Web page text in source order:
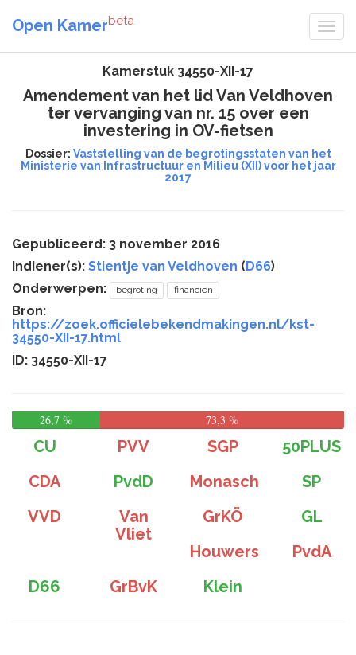
Open Kamerbeta
Kamerstuk 34550-XII-17
Amendement van het lid Van Veldhoven
ter vervanging van nr. 15 over een
investering in OV-fietsen
Dossier: Vaststelling van de begrotingsstaten van het
Ministerie van Infrastructuur en Milieu (XII) voor het jaar
2017
Gepubliceerd: 3 november 2016
Indiener(s): Stientje van Veldhoven (D66)
Onderwerpen:
begroting financiën
Bron:
https://zoek.officielebekendmakingen.nl/kst-
34550-XII-17.html
ID: 34550-XII-17
26,7 % 73,3 %
CU PVV SGP
50PLUS
CDA
PvdD Monasch
SP
VVD
Van
Vliet
GrKÖ
GL
Houwers
PvdA
D66
GrBvK Klein